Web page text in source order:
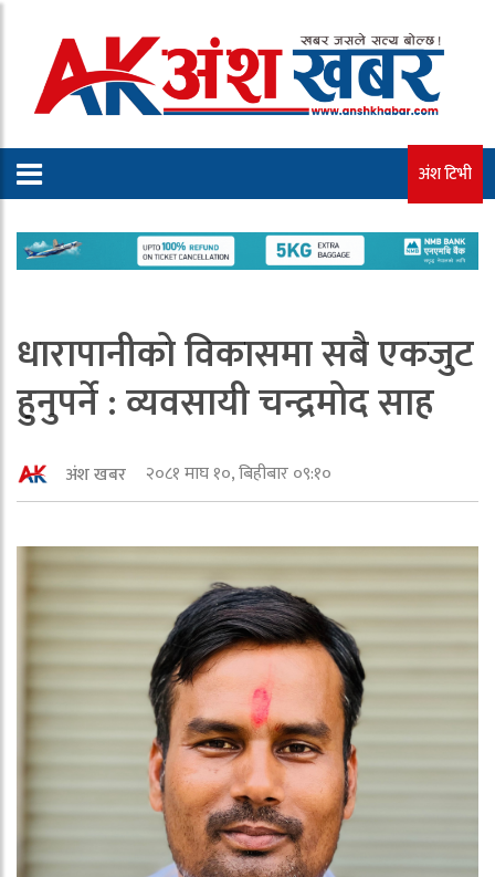
अंश टिभी
धारापानीको विकासमा सबै एकजुट
हुनुपर्ने : व्यवसायी चन्द्रमोद साह
अंश खबर २०८१ माघ १०, बिहीबार ०९:१०